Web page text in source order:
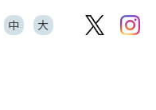
中 大